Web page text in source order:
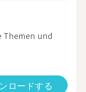
Themen und
ロードする